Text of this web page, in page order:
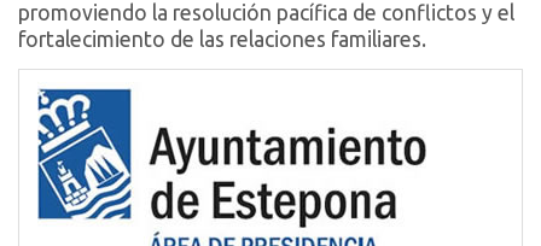
promoviendo la resolución pacífica de conflictos y el
fortalecimiento de las relaciones familiares.